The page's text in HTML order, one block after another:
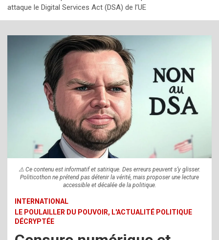
attaque le Digital Services Act (DSA) de l’UE
⚠️ Ce contenu est informatif et satirique. Des erreurs peuvent s’y glisser.
Politicothon ne prétend pas détenir la vérité, mais proposer une lecture
accessible et décalée de la politique.
INTERNATIONAL
LE POULAILLER DU POUVOIR, L'ACTUALITÉ POLITIQUE
DÉCRYPTÉE